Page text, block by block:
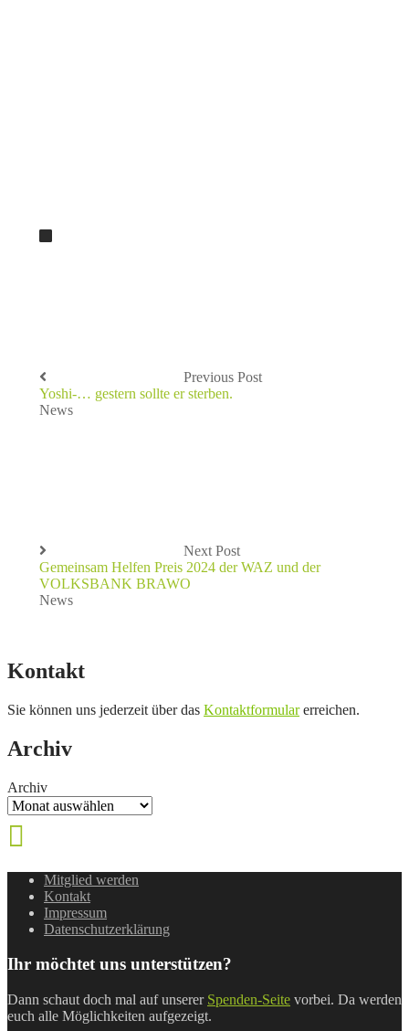
Previous Post
Yoshi-… gestern sollte er sterben.
News
Next Post
Gemeinsam Helfen Preis 2024 der WAZ und der
VOLKSBANK BRAWO
News
Kontakt
Sie können uns jederzeit über das Kontaktformularerreichen.
Archiv
Archiv
Mitglied werden
Kontakt
Impressum
Datenschutzerklärung
Ihr möchtet uns unterstützen?
Dann schaut doch mal auf unserer Spenden-Seite vorbei. Da werden
euch alle Möglichkeiten aufgezeigt.